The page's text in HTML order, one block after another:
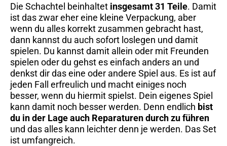
Die Schachtel beinhaltet insgesamt 31 Teile. Damit
ist das zwar eher eine kleine Verpackung, aber
wenn du alles korrekt zusammen gebracht hast,
dann kannst du auch sofort loslegen und damit
spielen. Du kannst damit allein oder mit Freunden
spielen oder du gehst es einfach anders an und
denkst dir das eine oder andere Spiel aus. Es ist auf
jeden Fall erfreulich und macht einiges noch
besser, wenn du hiermit spielst. Dein eigenes Spiel
kann damit noch besser werden. Denn endlich bist
du in der Lage auch Reparaturen durch zu führen
und das alles kann leichter denn je werden. Das Set
ist umfangreich.